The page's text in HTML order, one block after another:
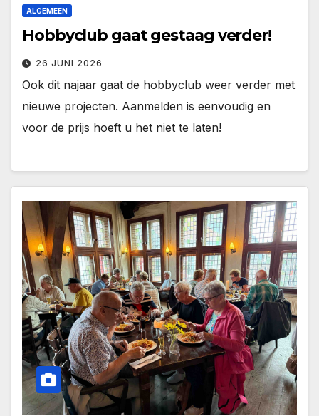
ALGEMEEN
Hobbyclub gaat gestaag verder!
26 JUNI 2026
Ook dit najaar gaat de hobbyclub weer verder met
nieuwe projecten. Aanmelden is eenvoudig en
voor de prijs hoeft u het niet te laten!